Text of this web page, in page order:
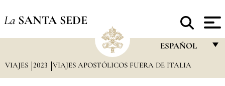
La SANTA SEDE
ESPAÑOL
FRANÇAIS
VIAJES 2023 VIAJES APOSTÓLICOS FUERA DE ITALIA